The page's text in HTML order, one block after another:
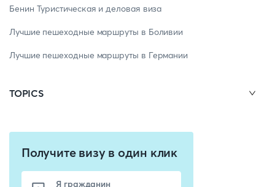
Бенин Туристическая и деловая виза
Лучшие пешеходные маршруты в Боливии
Лучшие пешеходные маршруты в Германии
TOPICS
Получите визу в один клик
Я гражданин